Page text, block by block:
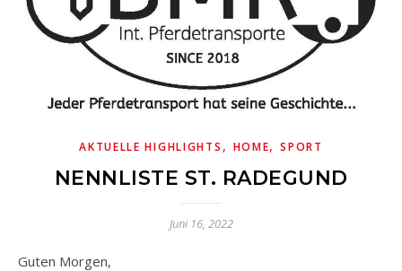
AKTUELLE HIGHLIGHTS , HOME,SPORT
NENNLISTE ST. RADEGUND
Juni 16, 2022
Guten Morgen,